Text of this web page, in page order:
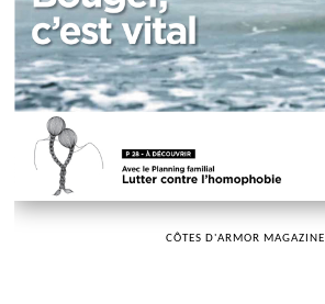
CÔTES D'ARMOR MAGAZINE